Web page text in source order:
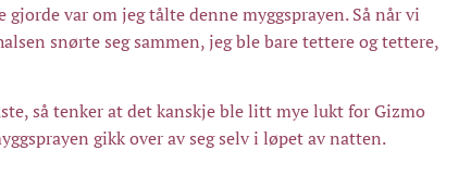
var om jeg tålte denne myggsprayen. Så når vi
snørte seg sammen, jeg ble bare tettere og tettere,
så tenker at det kanskje ble litt mye lukt for Gizmo
gikk over av seg selv i løpet av natten.